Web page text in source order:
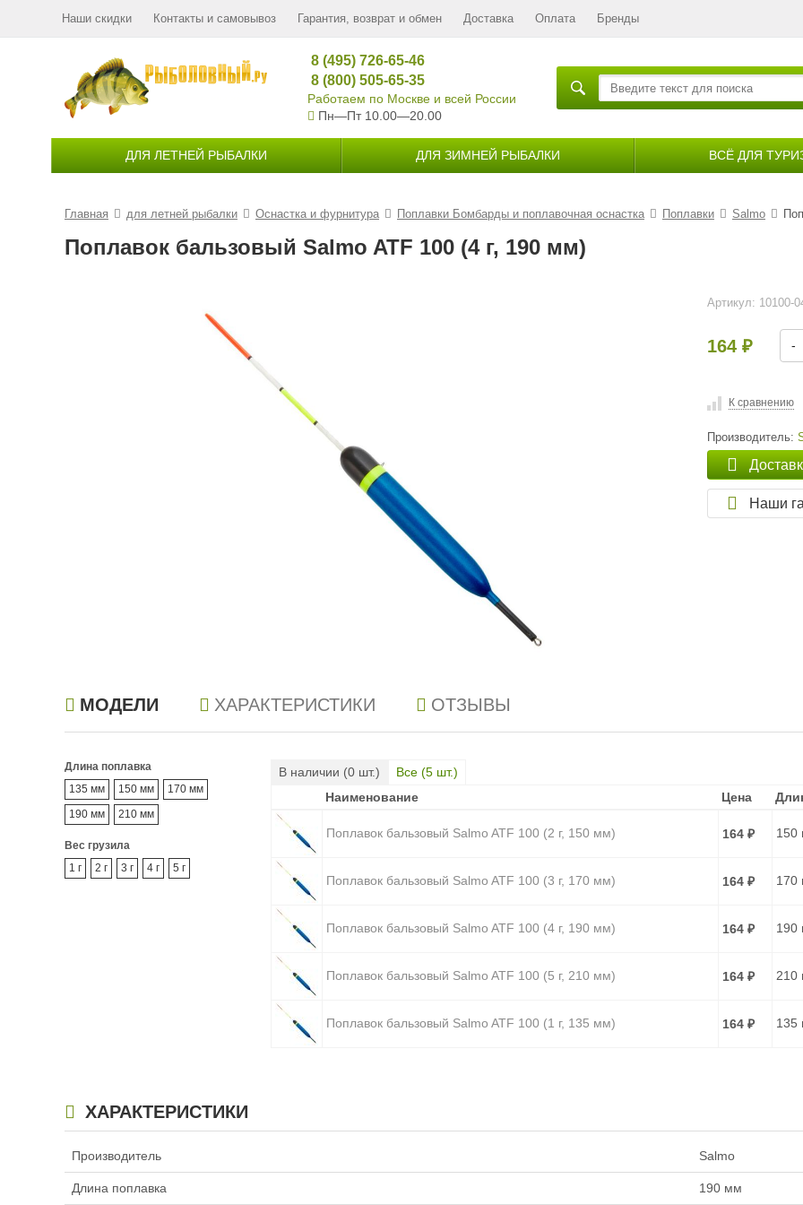
Наши скидки Контакты и самовывоз Гарантия, возврат и обмен Доставка Оплата Бренды
8 (495) 726-65-46
8 (800) 505-65-35
Работаем по Москве и всей России
Пн—Пт 10.00—20.00
ДЛЯ ЛЕТНЕЙ РЫБАЛКИ ДЛЯ ЗИМНЕЙ РЫБАЛКИ ВСЁ ДЛЯ
Главная для летней рыбалки Оснастка и фурнитура Поплавки Бомбарды и поплавочная оснастка Поплавки Salmo
Поплавок бальзовый Salmo ATF 100 (4 г, 190 мм)
Артикул: 10100-
164₽ -
К сравнению
Производитель:
Наши
МОДЕЛИ ХАРАКТЕРИСТИКИ ОТЗЫВЫ
Длина поплавка
135 мм
150 мм
170 мм
190 мм
210 мм
Вес грузила
1 г
2 г 3 г 4 г 5 г
В наличии (0 шт.) Все (5 шт.)
Наименование
Цена
Наименование Цена
Поплавок бальзовый Salmo ATF 100 (2 г, 150 мм) 164 ₽ 150
Поплавок бальзовый Salmo ATF 100 (3 г, 170 мм) 164 ₽ 170
Поплавок бальзовый Salmo ATF 100 (4 г, 190 мм) 164 ₽ 190
Поплавок бальзовый Salmo ATF 100 (5 г, 210 мм) 164 ₽ 210
Поплавок бальзовый Salmo ATF 100 (1 г, 135 мм) 164 ₽ 135
ХАРАКТЕРИСТИКИ
Производитель Salmo
Длина поплавка 190 мм